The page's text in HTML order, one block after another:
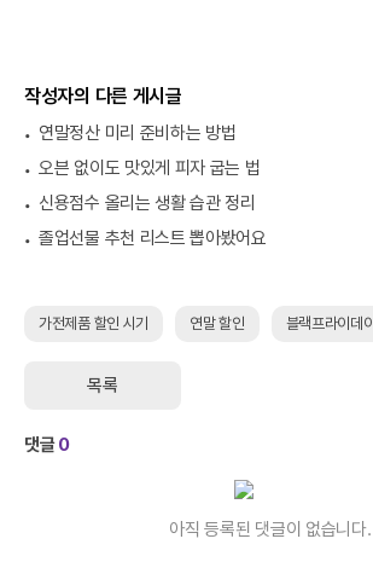
작성자의 다른 게시글
연말정산 미리 준비하는 방법
오븐 없이도 맛있게 피자 굽는 법
신용점수 올리는 생활 습관 정리
졸업선물 추천 리스트 뽑아봤어요
가전제품 할인 시기 연말 할인 블랙프라이데이
목록
댓글0
아직 등록된 댓글이 없습니다.